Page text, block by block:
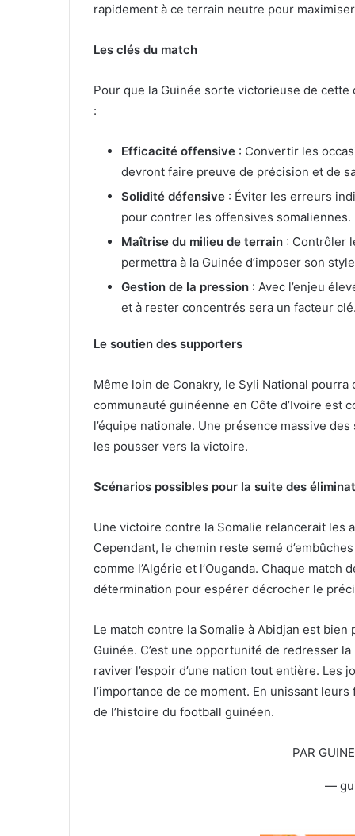
rapidement à ce terrain neutre pour
Les clés du match
Pour que la Guinée sorte victorieuse de
:
Efficacité offensive : Convertir les
devront faire preuve de précision et de
Solidité défensive : Éviter les erreurs
pour contrer les offensives somaliennes.
Maîtrise du milieu de terrain : Contrôler
permettra à la Guinée d’imposer son
Gestion de la pression : Avec l’enjeu
et à rester concentrés sera un facteur clé.
Le soutien des supporters
Même loin de Conakry, le Syli National
communauté guinéenne en Côte d’Ivoire est
l’équipe nationale. Une présence massive
les pousser vers la victoire.
Scénarios possibles pour la suite des
Une victoire contre la Somalie relancerait les
Cependant, le chemin reste semé
comme l’Algérie et l’Ouganda. Chaque
détermination pour espérer décrocher le
Le match contre la Somalie à Abidjan est
Guinée. C’est une opportunité de redresser
raviver l’espoir d’une nation tout entière.
l’importance de ce moment. En unissant
de l’histoire du football guinéen.
PAR
—